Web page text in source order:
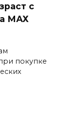
с
МАХ
покупке